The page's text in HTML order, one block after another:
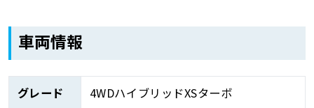
車両情報
グレード
4WDハイブリッドXSターボ